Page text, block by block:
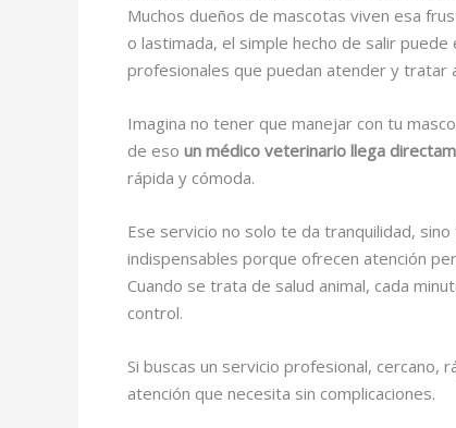
Muchos dueños de mascotas viven esa
o lastimada, el simple hecho de salir
profesionales que puedan atender y tratar
Imagina no tener que manejar con tu
de eso un médico veterinario llega
rápida y cómoda.
Ese servicio no solo te da tranquilidad,
indispensables porque ofrecen atención
Cuando se trata de salud animal, cada
control.
Si buscas un servicio profesional, cercano,
atención que necesita sin complicaciones.